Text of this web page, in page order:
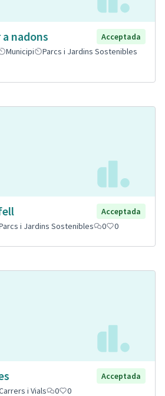
nadons
Acceptada
Municipi
Parcs i Jardins Sostenibles
Acceptada
i Jardins Sostenibles 0 0
Acceptada
i Vials 0 0